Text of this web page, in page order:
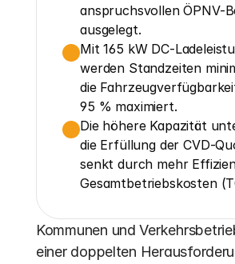
anspruchsvollen ÖPNV-
ausgelegt.
Mit 165 kW DC-
werden Standzeiten
die
95 % maximiert.
Die höhere Kapazität
die Erfüllung der CVD-
senkt durch mehr
Gesamtbetriebskosten
Kommunen und
einer doppelten